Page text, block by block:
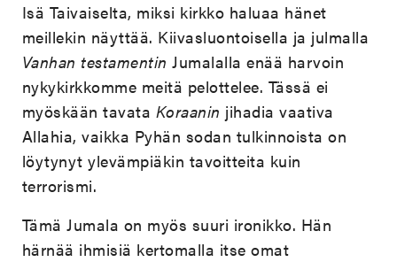
Isä Taivaiselta, miksi kirkko haluaa hänet
meillekin näyttää. Kiivasluontoisella ja julmalla
Vanhan testamentin Jumalalla enää harvoin
nykykirkkomme meitä pelottelee. Tässä ei
myöskään tavata Koraanin jihadia vaativa
Allahia, vaikka Pyhän sodan tulkinnoista on
löytynyt ylevämpiäkin tavoitteita kuin
terrorismi.
Tämä Jumala on myös suuri ironikko. Hän
härnää ihmisiä kertomalla itse omat